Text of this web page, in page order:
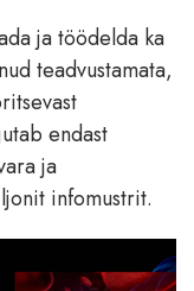
ja töödelda ka
teadvustamata,
endast
ja
infomustrit.